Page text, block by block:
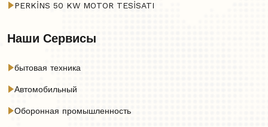
PERKİNS 50 KW MOTOR TESİSATI
Наши Сервисы
бытовая техника
Автомобильный
Оборонная промышленность